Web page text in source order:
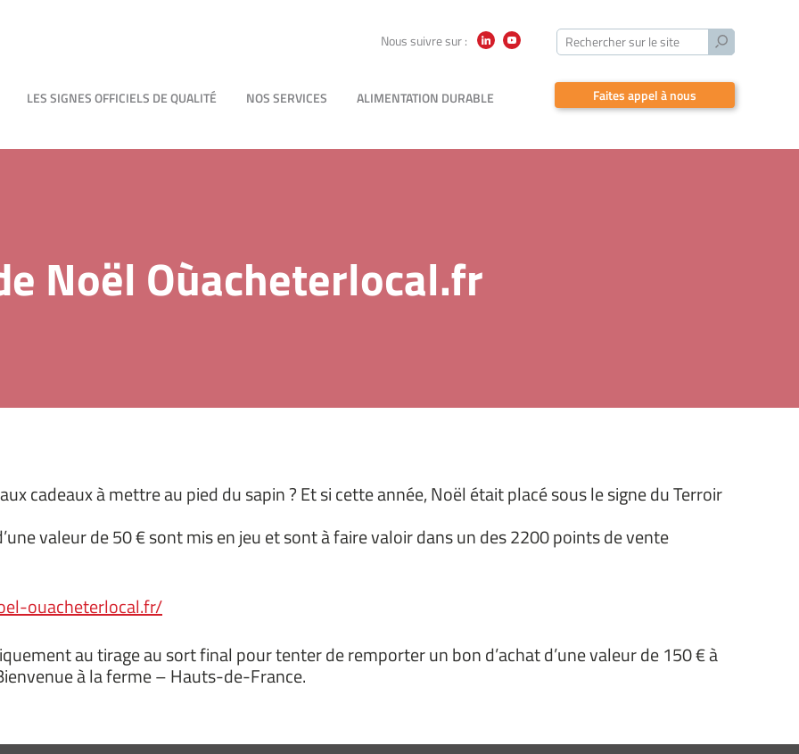
Nous suivre sur :
Rechercher sur le site
Lancer
recherche
LES SIGNES OFFICIELS DE QUALITÉ NOS SERVICES ALIMENTATION DURABLE Faites appel à nous
Noël Oùacheterlocal.fr
cadeaux à mettre au pied du sapin ? Et si cette année, Noël était placé sous le signe du Terroir
valeur de 50 € sont mis en jeu et sont à faire valoir dans un des 2200 points de vente
ouacheterlocal.fr/
au tirage au sort final pour tenter de remporter un bon d’achat d’une valeur de 150 € à
à la ferme – Hauts-de-France.